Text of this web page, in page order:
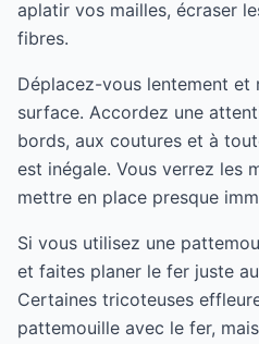
aplatir vos mailles, écraser
fibres.
Déplacez-vous lentement et
surface. Accordez une
bords, aux coutures et à
est inégale. Vous verrez les
mettre en place presque
Si vous utilisez une
et faites planer le fer juste
Certaines tricoteuses
pattemouille avec le fer,